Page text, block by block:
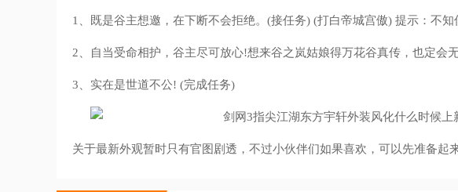
1、既是谷主想邀，在下断不会拒绝。(接任务) (打白帝城宫傲) 提示：不
2、自当受命相护，谷主尽可放心!想来谷之岚姑娘得万花谷真传，也定会无
3、实在是世道不公! (完成任务)
关于最新外观暂时只有官图剧透，不过小伙伴们如果喜欢，可以先准备起